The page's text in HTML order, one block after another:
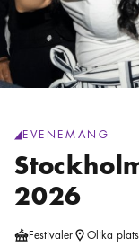
generic.category
EVENEMANG
2026
FestivalerPlats ikon
Olika